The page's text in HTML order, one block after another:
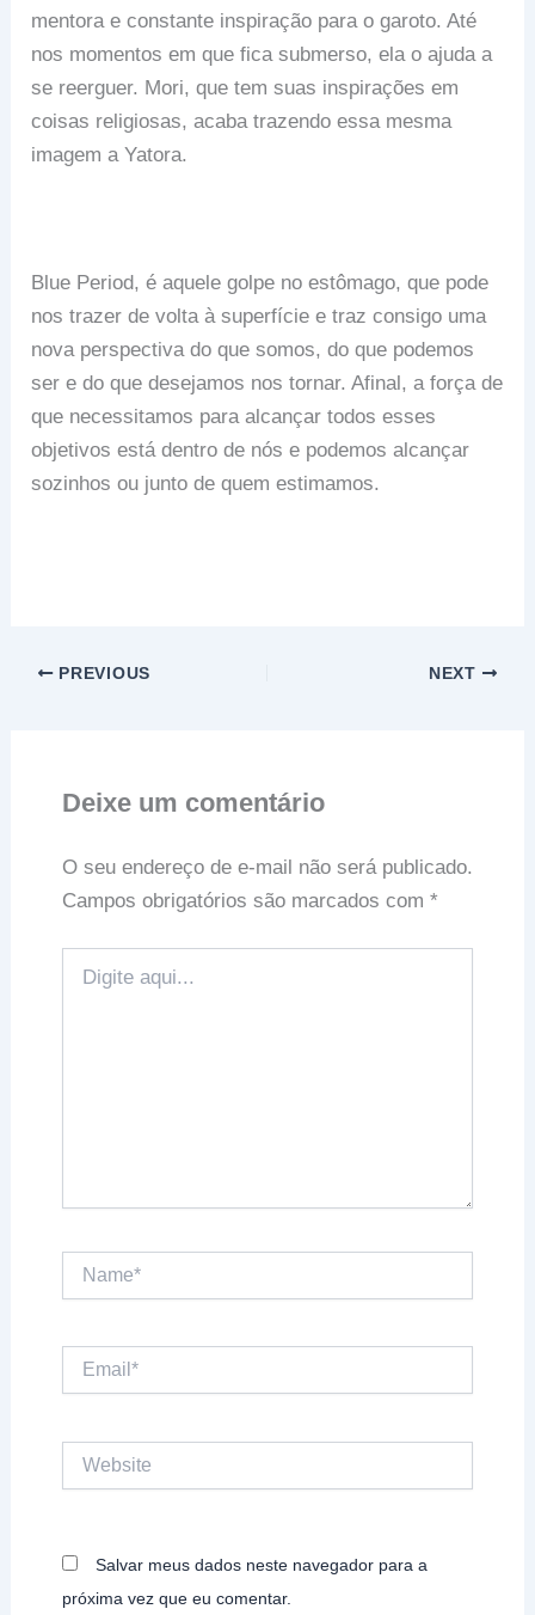
mentora e constante inspiração para o garoto. Até
nos momentos em que fica submerso, ela o ajuda a
se reerguer. Mori, que tem suas inspirações em
coisas religiosas, acaba trazendo essa mesma
imagem a Yatora.
Blue Period, é aquele golpe no estômago, que pode
nos trazer de volta à superfície e traz consigo uma
nova perspectiva do que somos, do que podemos
ser e do que desejamos nos tornar. Afinal, a força de
que necessitamos para alcançar todos esses
objetivos está dentro de nós e podemos alcançar
sozinhos ou junto de quem estimamos.
PREVIOUS NEXT
Deixe um comentário
O seu endereço de e-mail não será publicado.
Campos obrigatórios são marcados com *
aqui...
Email*
Salvar meus dados neste navegador para a
próxima vez que eu comentar.